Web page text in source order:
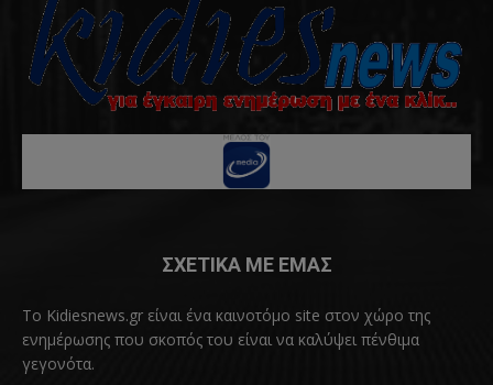
ΣΧΕΤΙΚΑ ΜΕ ΕΜΑΣ
Το Kidiesnews.gr είναι ένα καινοτόμο site στον χώρο της
ενημέρωσης που σκοπός του είναι να καλύψει πένθιμα
γεγονότα.